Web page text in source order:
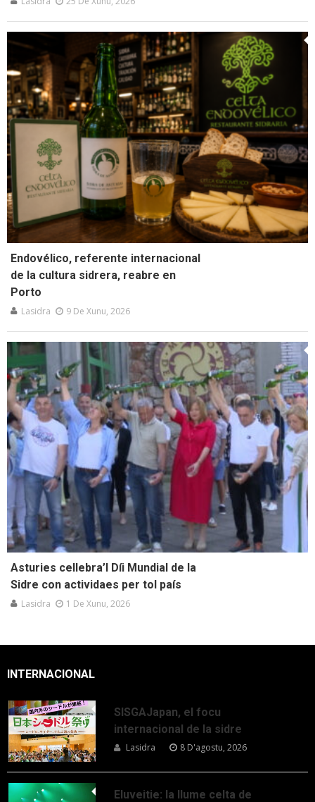
Endovélico, referente internacional
de la cultura sidrera, reabre en
Porto
Lasidra 9 De Xunu, 2026
Asturies cellebra’l Díi Mundial de la
Sidre con actividaes per tol país
Lasidra 1 De Xunu, 2026
INTERNACIONAL
SISGAJapan, el focu
internacional de la sidre
Lasidra 8 D'agostu, 2026
Eluveitie: la llume celta de